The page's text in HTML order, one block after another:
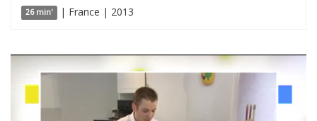
26 min' | France | 2013